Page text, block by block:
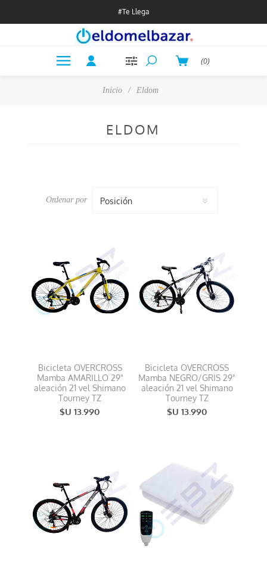
#Te Llega
(0)
Inicio / Eldom
ELDOM
Ordenar por
Bicicleta OVERCROSS
Mamba AMARILLO 29"
aleación 21 vel Shimano
Tourney TZ
$U 13.990
Bicicleta OVERCROSS
Mamba NEGRO/GRIS 29"
aleación 21 vel Shimano
Tourney TZ
$U 13.990